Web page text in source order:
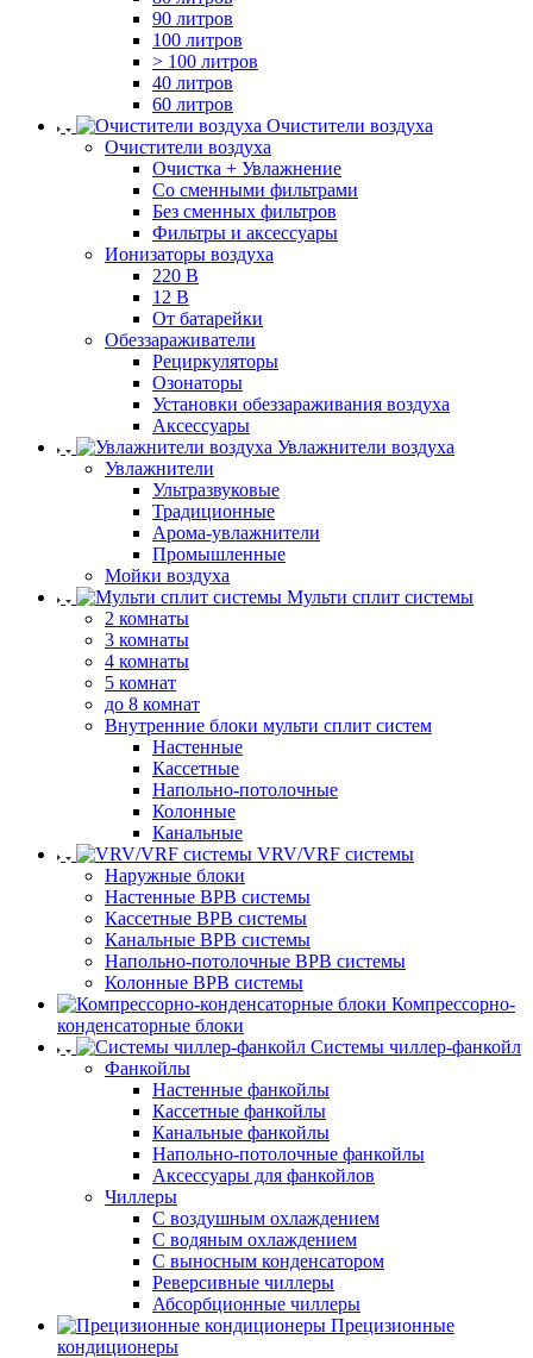
90 литров
100 литров
> 100 литров
40 литров
60 литров
Очистители воздуха
Очистители воздуха
Очистка + Увлажнение
Cо сменными фильтрами
Без сменных фильтров
Фильтры и аксессуары
Ионизаторы воздуха
220 В
12 В
От батарейки
Обеззараживатели
Рециркуляторы
Озонаторы
Установки обеззараживания воздуха
Аксессуары
Увлажнители воздуха
Увлажнители
Ультразвуковые
Традиционные
Арома-увлажнители
Промышленные
Мойки воздуха
Мульти сплит системы
2 комнаты
3 комнаты
4 комнаты
5 комнат
до 8 комнат
Внутренние блоки мульти сплит систем
Настенные
Кассетные
Напольно-потолочные
Колонные
Канальные
VRV/VRF системы
Наружные блоки
Настенные ВРВ системы
Кассетные ВРВ системы
Канальные ВРВ системы
Напольно-потолочные ВРВ системы
Колонные ВРВ системы
Компрессорно-
конденсаторные блоки
Системы чиллер-фанкойл
Фанкойлы
Настенные фанкойлы
Кассетные фанкойлы
Канальные фанкойлы
Напольно-потолочные фанкойлы
Аксессуары для фанкойлов
Чиллеры
С воздушным охлаждением
С водяным охлаждением
С выносным конденсатором
Реверсивные чиллеры
Абсорбционные чиллеры
Прецизионные
кондиционеры